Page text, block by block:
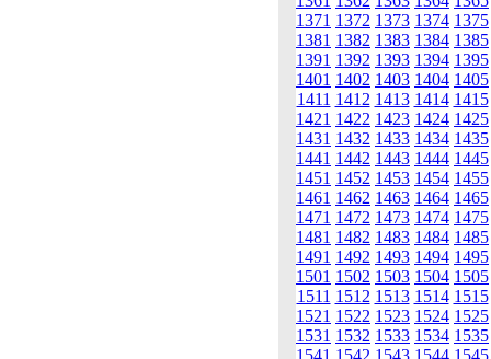
1371 1372 1373 1374 1375
1381 1382 1383 1384 1385
1391 1392 1393 1394 1395
1401 1402 1403 1404 1405
1411 1412 1413 1414 1415
1421 1422 1423 1424 1425
1431 1432 1433 1434 1435
1441 1442 1443 1444 1445
1451 1452 1453 1454 1455
1461 1462 1463 1464 1465
1471 1472 1473 1474 1475
1481 1482 1483 1484 1485
1491 1492 1493 1494 1495
1501 1502 1503 1504 1505
1511 1512 1513 1514 1515
1521 1522 1523 1524 1525
1531 1532 1533 1534 1535
1541 1542 1543 1544 1545